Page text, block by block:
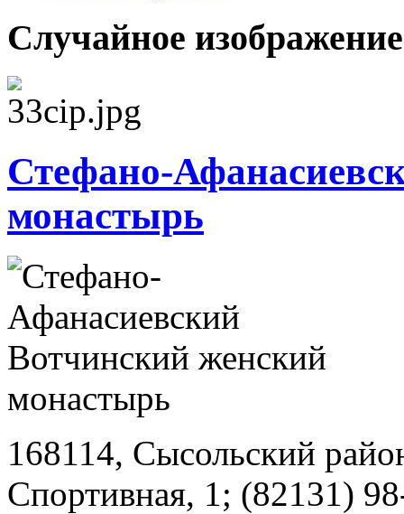
Случайное изображение
Стефано-
монастырь
168114, Сысольский
Спортивная, 1; (82131)